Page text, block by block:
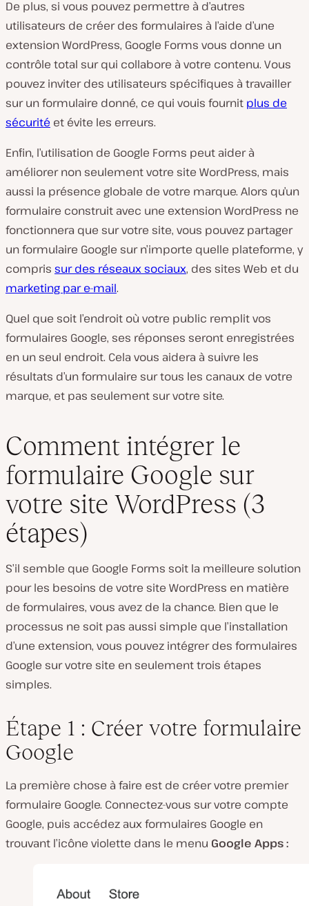
De plus, si vous pouvez permettre à d’autres
utilisateurs de créer des formulaires à l’aide d’une
extension WordPress, Google Forms vous donne un
contrôle total sur qui collabore à votre contenu. Vous
pouvez inviter des utilisateurs spécifiques à travailler
sur un formulaire donné, ce qui vouis fournit plus de
sécurité et évite les erreurs.
Enfin, l’utilisation de Google Forms peut aider à
améliorer non seulement votre site WordPress, mais
aussi la présence globale de votre marque. Alors qu’un
formulaire construit avec une extension WordPress ne
fonctionnera que sur votre site, vous pouvez partager
un formulaire Google surn’importe quelle plateforme, y
compris sur des réseaux sociaux, des sites Web et du
marketing par e-mail.
Quel que soit l’endroit où votre public remplit vos
formulaires Google, ses réponses seront enregistrées
en un seul endroit. Cela vous aidera à suivre les
résultats d’un formulaire sur tous les canaux de votre
marque, et pas seulement sur votre site.
Comment intégrer le
formulaire Google sur
votre site WordPress (3
étapes)
S’il semble que Google Forms soit la meilleure solution
pour les besoins de votre site WordPress en matière
de formulaires, vous avez de la chance. Bien que le
processus ne soit pas aussi simple que l’installation
d’une extension, vous pouvez intégrer des formulaires
Google sur votre site en seulement trois étapes
simples.
Étape 1 : Créer votre formulaire
Google
La première chose à faire est de créer votre premier
formulaire Google. Connectez-vous sur votre compte
Google, puis accédez aux formulaires Google en
trouvant l’icône violette dans le menu Google Apps :